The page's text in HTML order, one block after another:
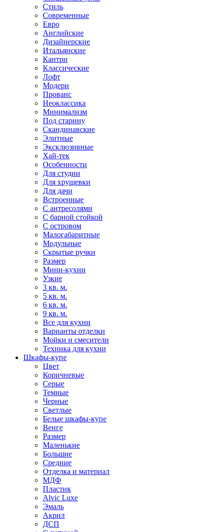
Стиль
Современные
Евро
Английские
Дизайнерские
Итальянские
Кантри
Классические
Лофт
Модерн
Прованс
Неоклассика
Минимализм
Под старину
Скандинавские
Элитные
Эксклюзивные
Хай-тек
Особенности
Для студии
Для хрущевки
Для дачи
Встроенные
С антресолями
С барной стойкой
С островом
Малогабаритные
Модульные
Скрытые ручки
Размер
Мини-кухни
Узкие
3 кв. м.
5 кв. м.
6 кв. м.
9 кв. м.
Все для кухни
Варианты отделки
Мойки и смесители
Техника для кухни
Шкафы-купе
Цвет
Коричневые
Серые
Темные
Черные
Светлые
Белые шкафы-купе
Венге
Размер
Маленькие
Большие
Средние
Отделка и материал
МДФ
Пластик
Alvic Luxe
Эмаль
Акрил
ДСП